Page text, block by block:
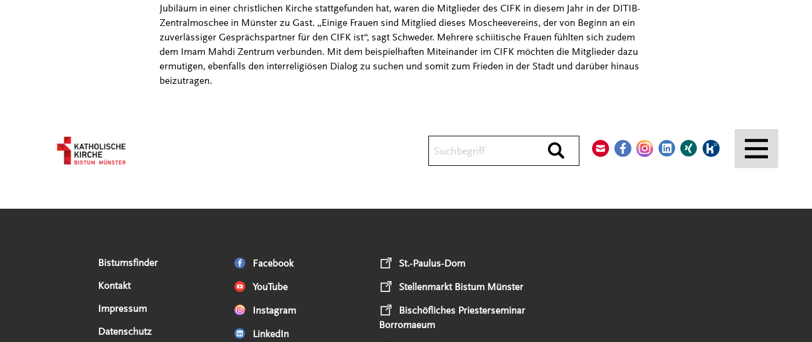
Durchsuchen
Jubiläum in einer christlichen Kirche stattgefunden hat, waren die Mitglieder des CIFK in diesem Jahr in der DITIB-
Zentralmoschee in Münster zu Gast. „Einige Frauen sind Mitglied dieses Moscheevereins, der von Beginn an ein
zuverlässiger Gesprächspartner für den CIFK ist“, sagt Schweder. Mehrere schiitische Frauen fühlten sich zudem
dem Imam Mahdi Zentrum verbunden. Mit dem beispielhaften Miteinander im CIFK möchten die Mitglieder dazu
ermutigen, ebenfalls den interreligiösen Dialog zu suchen und somit zum Frieden in der Stadt und darüber hinaus
beizutragen.
Serviceangebote
Bistumsfinder
Kontakt
Impressum
Datenschutz
Social Media Angebote Facebook
YouTube
Instagram
LinkedIn
Externe Links St.-Paulus-Dom
Stellenmarkt Bistum Münster
Bischöfliches Priesterseminar
Borromaeum